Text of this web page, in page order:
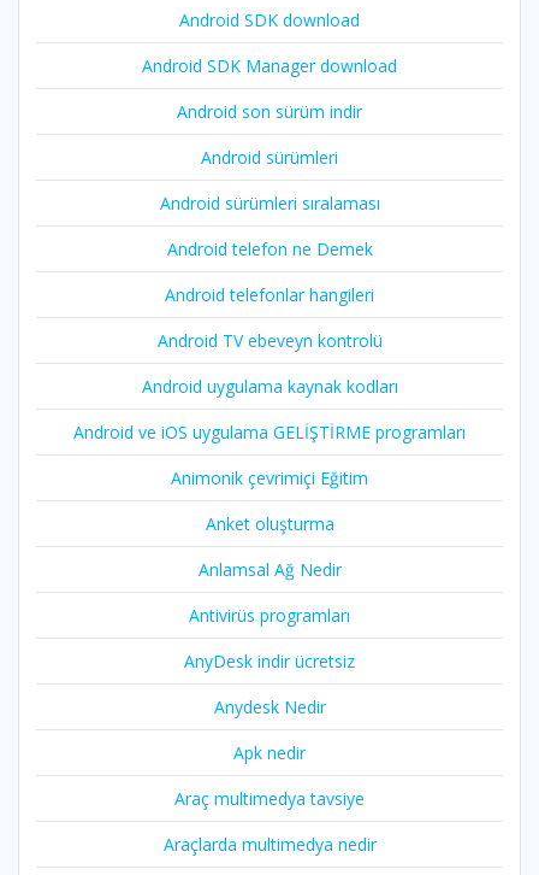
Android SDK download
Android SDK Manager download
Android son sürüm indir
Android sürümleri
Android sürümleri sıralaması
Android telefon ne Demek
Android telefonlar hangileri
Android TV ebeveyn kontrolü
Android uygulama kaynak kodları
Android ve iOS uygulama GELİŞTİRME programları
Animonik çevrimiçi Eğitim
Anket oluşturma
Anlamsal Ağ Nedir
Antivirüs programları
AnyDesk indir ücretsiz
Anydesk Nedir
Apk nedir
Araç multimedya tavsiye
Araçlarda multimedya nedir